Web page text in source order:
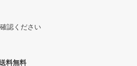
認ください
料無料